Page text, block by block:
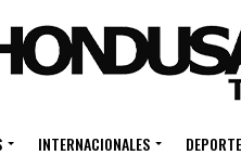
INTERNACIONALES DEPORTE